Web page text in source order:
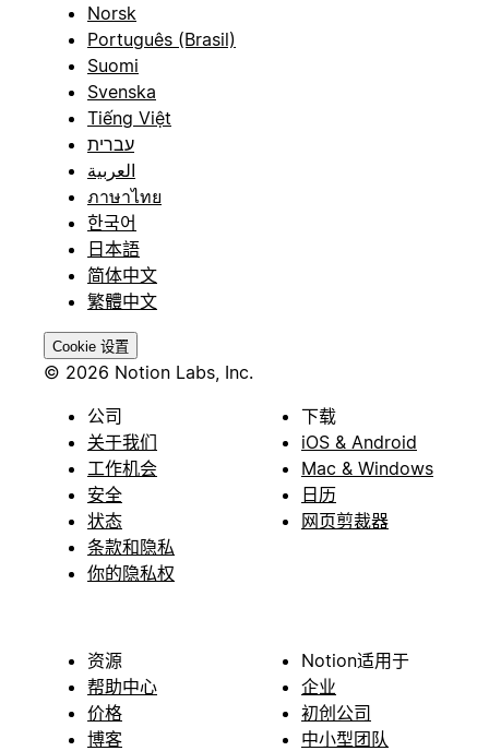
Norsk
Português (Brasil)
Suomi
Svenska
Tiếng Việt
עברית
العربية
ภาษาไทย
한국어
日本語
简体中文
繁體中文
Cookie 设置
© 2026 Notion Labs, Inc.
公司
关于我们
工作机会
安全
状态
条款和隐私
你的隐私权
下载
iOS & Android
Mac & Windows
日历
网页剪裁器
资源
帮助中心
价格
博客
Notion适用于
企业
初创公司
中小型团队